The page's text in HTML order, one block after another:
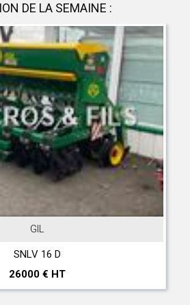
DE LA SEMAINE :
GIL
SNLV 16 D
26000 € HT